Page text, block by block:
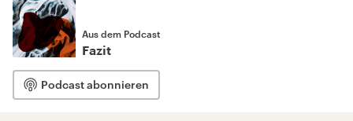
Aus dem Podcast
Fazit
Podcast abonnieren